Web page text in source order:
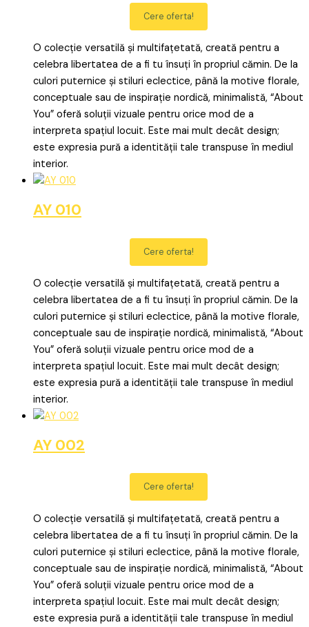
Cere oferta!
O colecție versatilă și multifațetată, creată pentru a
celebra libertatea de a fi tu însuți în propriul cămin. De la
culori puternice și stiluri eclectice, până la motive florale,
conceptuale sau de inspirație nordică, minimalistă, “About
You” oferă soluții vizuale pentru orice mod de a
interpreta spațiul locuit. Este mai mult decât design;
este expresia pură a identității tale transpuse în mediul
interior.
AY 010
Cere oferta!
O colecție versatilă și multifațetată, creată pentru a
celebra libertatea de a fi tu însuți în propriul cămin. De la
culori puternice și stiluri eclectice, până la motive florale,
conceptuale sau de inspirație nordică, minimalistă, “About
You” oferă soluții vizuale pentru orice mod de a
interpreta spațiul locuit. Este mai mult decât design;
este expresia pură a identității tale transpuse în mediul
interior.
AY 002
Cere oferta!
O colecție versatilă și multifațetată, creată pentru a
celebra libertatea de a fi tu însuți în propriul cămin. De la
culori puternice și stiluri eclectice, până la motive florale,
conceptuale sau de inspirație nordică, minimalistă, “About
You” oferă soluții vizuale pentru orice mod de a
interpreta spațiul locuit. Este mai mult decât design;
este expresia pură a identității tale transpuse în mediul